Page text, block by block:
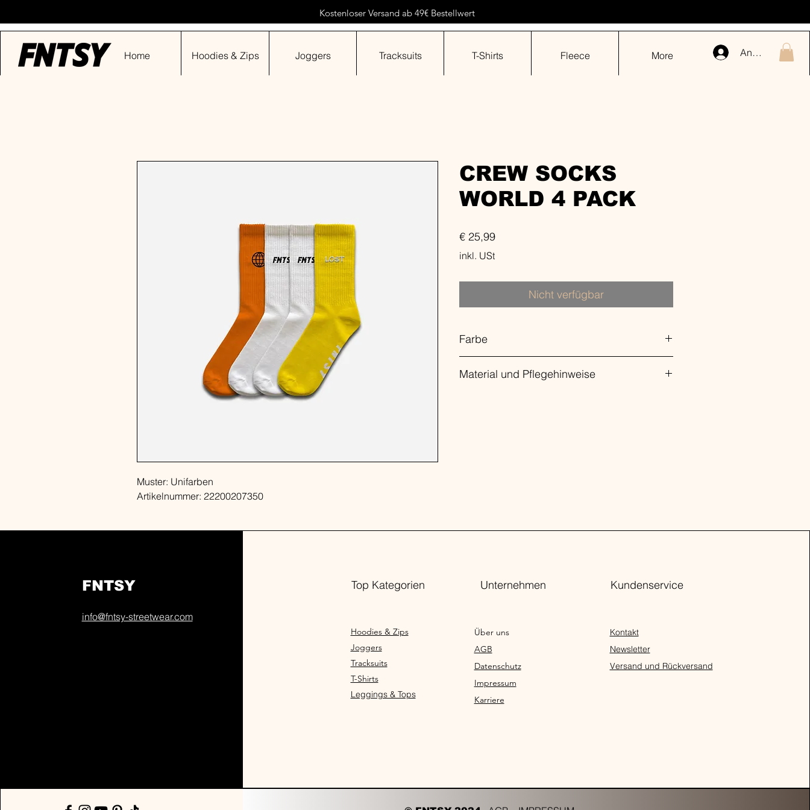
Kostenloser Versand ab 49€ Bestellwert
Home Hoodies & Zips Joggers Tracksuits T-Shirts Fleece More Anmelden
Muster: Unifarben
Artikelnummer: 22200207350
CREW SOCKS
WORLD 4 PACK
€ 25,99Preis
inkl. USt
Nicht verfügbar
Farbe
Material und Pflegehinweise
FNTSY
info@fntsy-streetwear.com
Top Kategorien
Hoodies & Zips
Joggers
Tracksuits
T-Shirts
Leggings & Tops
Unternehmen
Über uns
AGB
Datenschutz
Impressum
Karriere
Kundenservice
Kontakt
Newsletter
Versand und Rückversand